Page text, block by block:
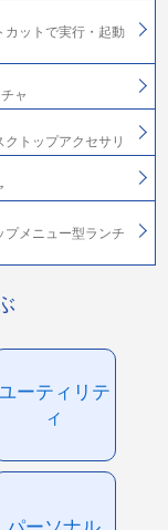
カットで実行・起動
ャ
トップアクセサリ
メニュー型ランチ
ーティリテ
ィ